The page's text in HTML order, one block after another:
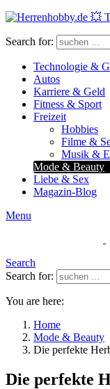
Search for:
Technologie &
Autos
Karriere & Geld
Fitness & Sport
Freizeit
Hobbies
Filme &
Musik &
Mode & Beauty
Liebe & Sex
Magazin-Blog
Menu
Search
Search for:
You are here:
Home
Mode & Beauty
Die perfekte
Die perfekte